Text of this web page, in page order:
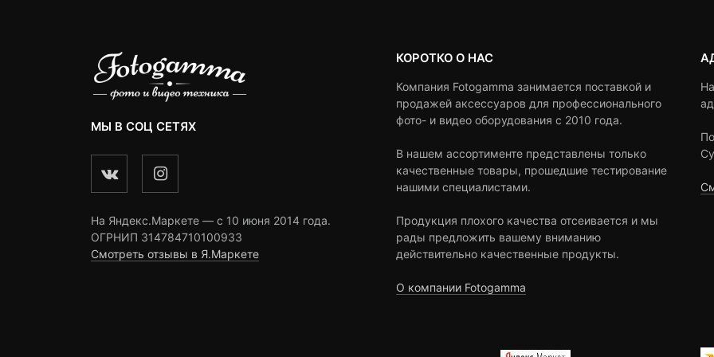
МЫ В СОЦ СЕТЯХ
На Яндекс.Маркете — c 10 июня 2014 года.
ОГРНИП 314784710100933
Смотреть отзывы в Я.Маркете
КОРОТКО О НАС
Компания Fotogamma занимается поставкой и
продажей аксессуаров для профессионального
фото- и видео оборудования с 2010 года.
В нашем ассортименте представлены только
качественные товары, прошедшие тестирование
нашими специалистами.
Продукция плохого качества отсеивается и мы
рады предложить вашему вниманию
действительно качественные продукты.
О компании Fotogamma